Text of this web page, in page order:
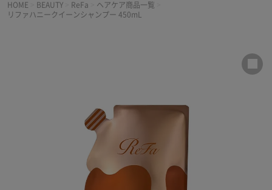
HOME BEAUTY ReFa ヘアケア商品一覧
リファハニークイーンシャンプー 450mL